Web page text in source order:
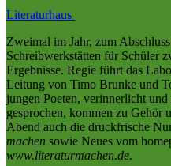
Literaturhaus
Zweimal im Jahr, zum
Schreibwerkstätten für Schüler
Ergebnisse. Regie führt das
Leitung von Timo Brunke und
jungen Poeten, verinnerlicht
gesprochen, kommen zu Gehör
Abend auch die druckfrische
machen sowie Neues vom
www.literaturmachen.de.